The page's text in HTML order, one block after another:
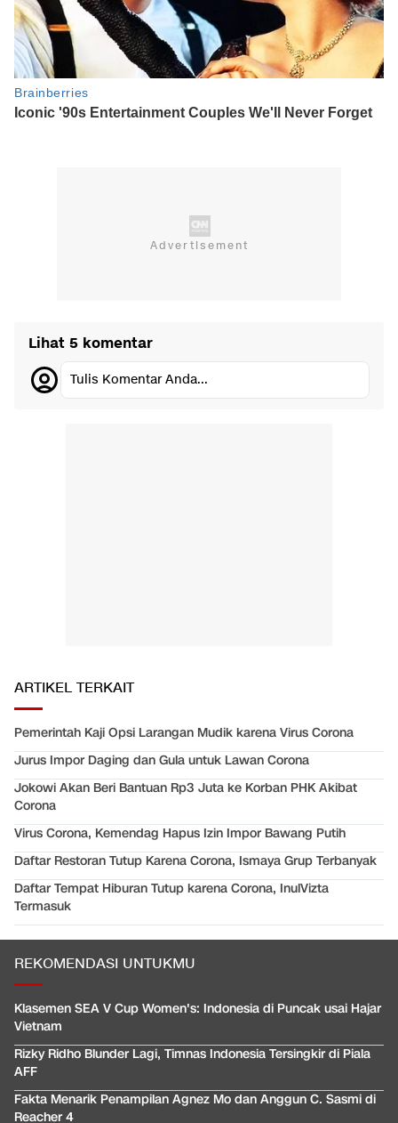
Lihat 5 komentar
Tulis Komentar Anda...
ARTIKEL TERKAIT
Pemerintah Kaji Opsi Larangan Mudik karena Virus Corona
Jurus Impor Daging dan Gula untuk Lawan Corona
Jokowi Akan Beri Bantuan Rp3 Juta ke Korban PHK Akibat
Corona
Virus Corona, Kemendag Hapus Izin Impor Bawang Putih
Daftar Restoran Tutup Karena Corona, Ismaya Grup Terbanyak
Daftar Tempat Hiburan Tutup karena Corona, InulVizta
Termasuk
REKOMENDASI UNTUKMU
Klasemen SEA V Cup Women's: Indonesia di Puncak usai Hajar
Vietnam
Rizky Ridho Blunder Lagi, Timnas Indonesia Tersingkir di Piala
AFF
Fakta Menarik Penampilan Agnez Mo dan Anggun C. Sasmi di
Reacher 4